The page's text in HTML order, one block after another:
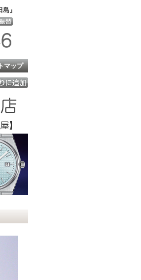
』
マップ